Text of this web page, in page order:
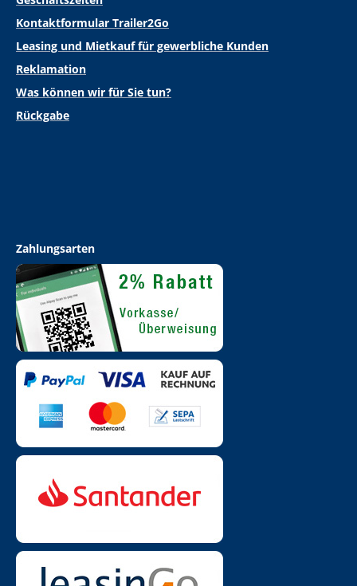
Kontaktformular Trailer2Go
Leasing und Mietkauf für gewerbliche Kunden
Reklamation
Was können wir für Sie tun?
Rückgabe
Zahlungsarten